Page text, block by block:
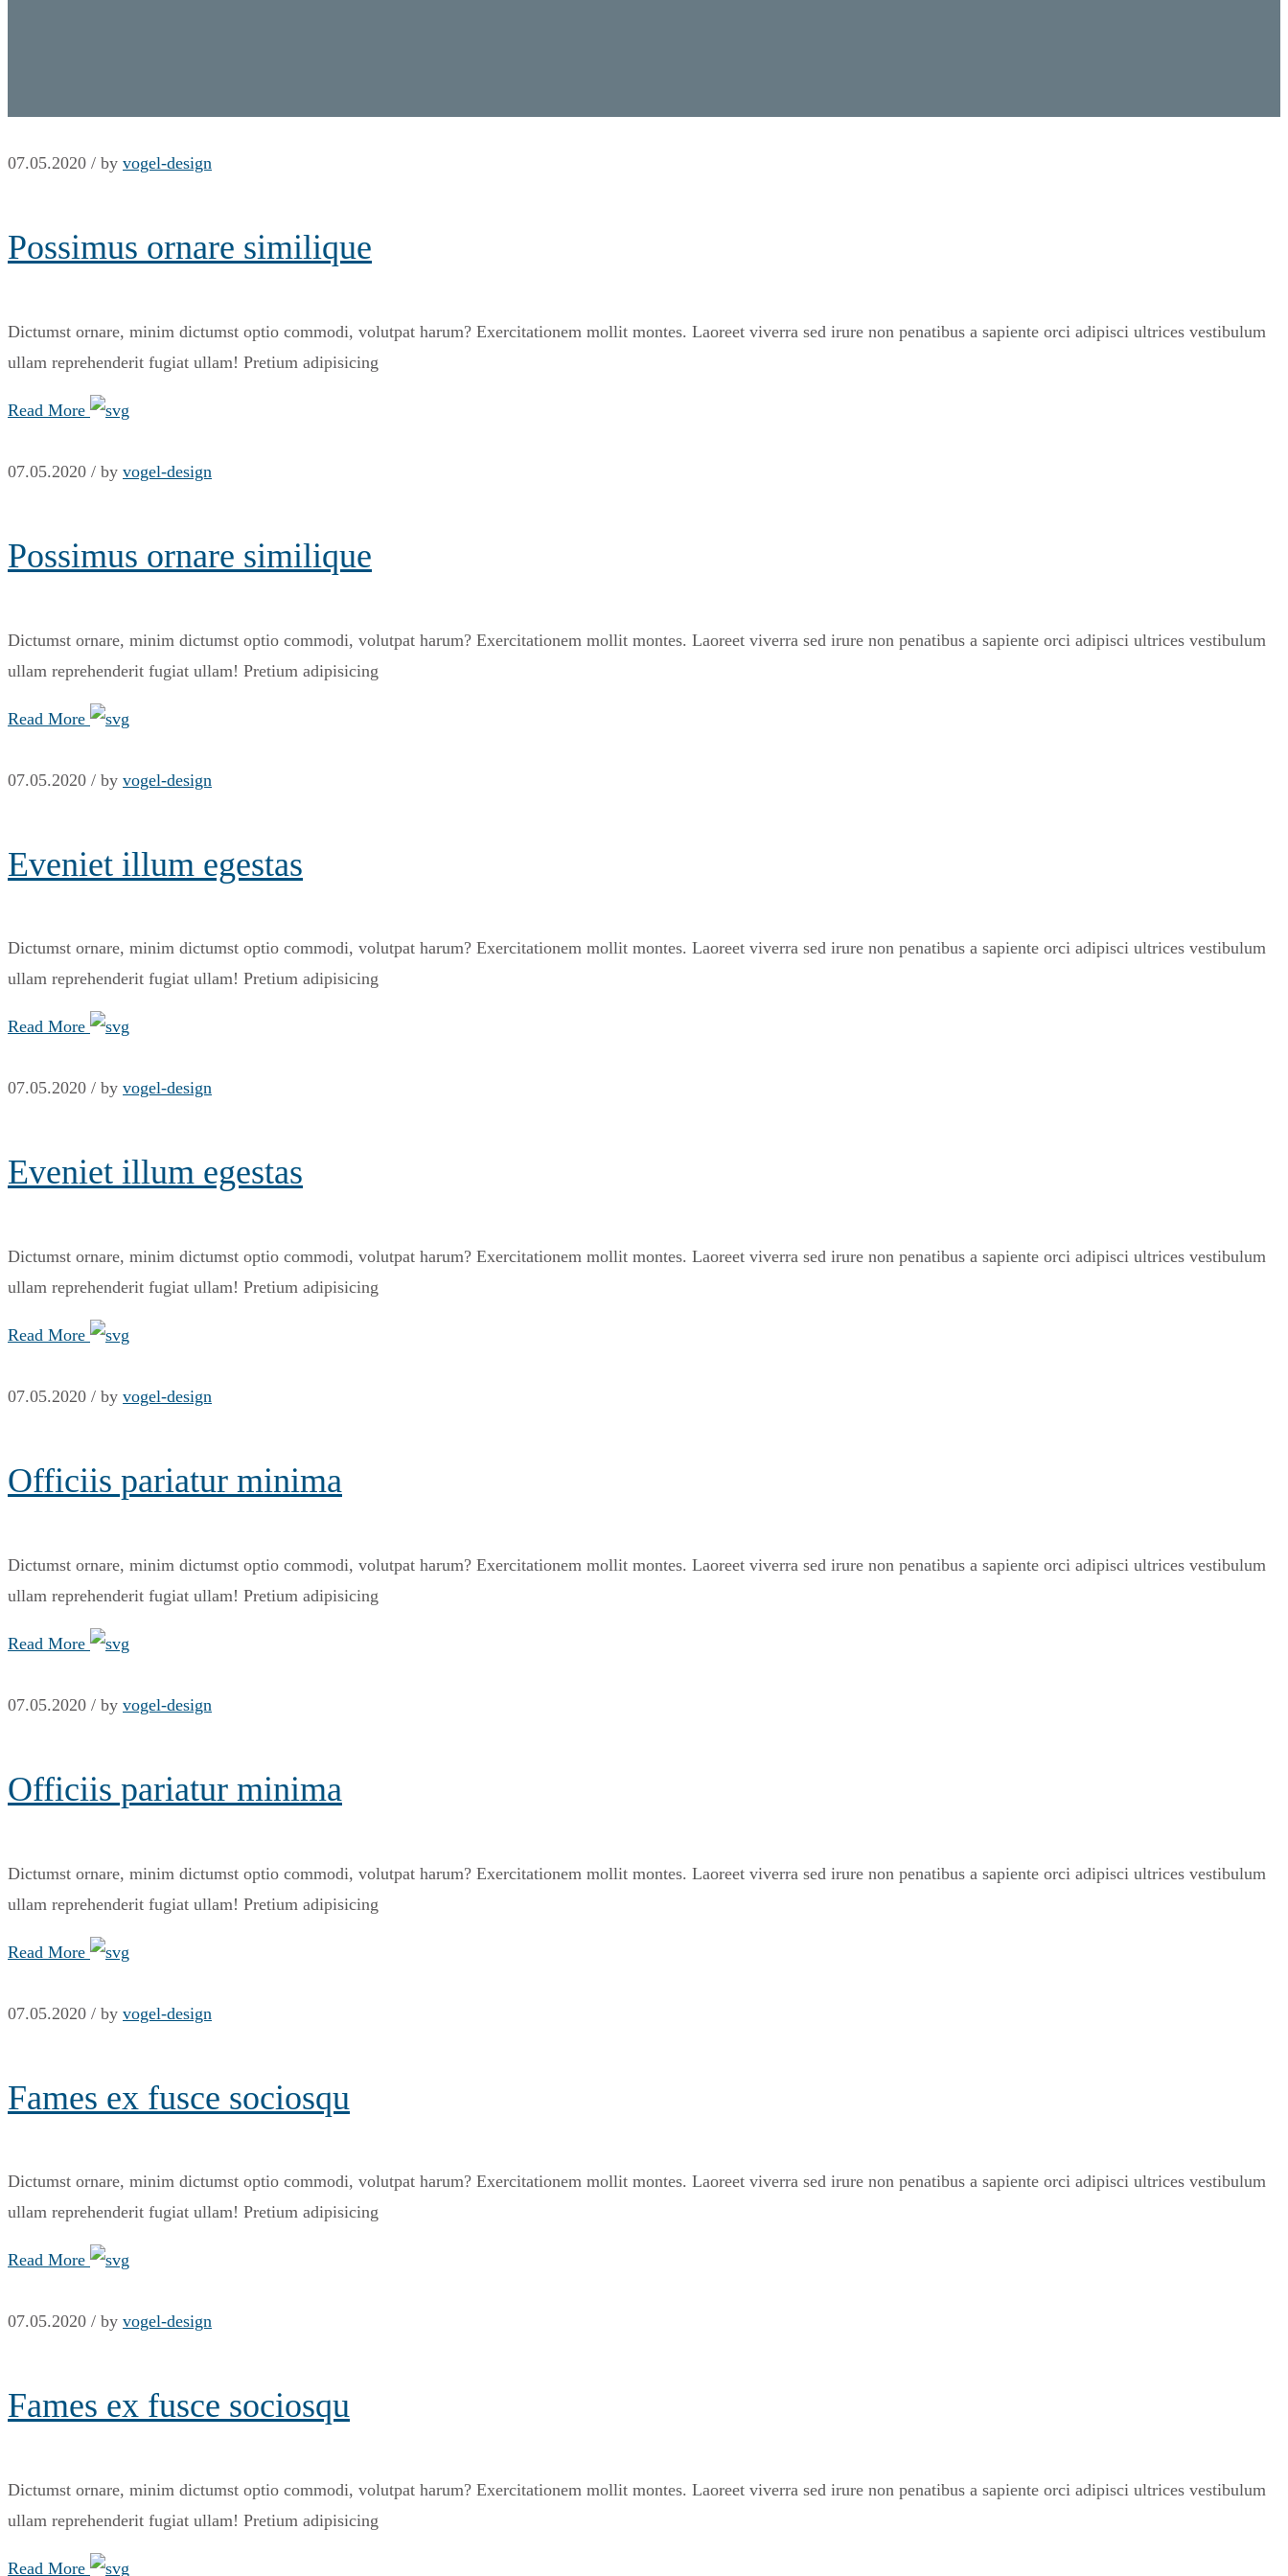
07.05.2020 / by vogel-design
Possimus ornare similique
Dictumst ornare, minim dictumst optio commodi, volutpat harum? Exercitationem mollit montes. Laoreet viverra sed irure non penatibus a sapiente orci adipisci ultrices vestibulum
ullam reprehenderit fugiat ullam! Pretium adipisicing
Read More
07.05.2020 / by vogel-design
Possimus ornare similique
Dictumst ornare, minim dictumst optio commodi, volutpat harum? Exercitationem mollit montes. Laoreet viverra sed irure non penatibus a sapiente orci adipisci ultrices vestibulum
ullam reprehenderit fugiat ullam! Pretium adipisicing
Read More
07.05.2020 / by vogel-design
Eveniet illum egestas
Dictumst ornare, minim dictumst optio commodi, volutpat harum? Exercitationem mollit montes. Laoreet viverra sed irure non penatibus a sapiente orci adipisci ultrices vestibulum
ullam reprehenderit fugiat ullam! Pretium adipisicing
Read More
07.05.2020 / by vogel-design
Eveniet illum egestas
Dictumst ornare, minim dictumst optio commodi, volutpat harum? Exercitationem mollit montes. Laoreet viverra sed irure non penatibus a sapiente orci adipisci ultrices vestibulum
ullam reprehenderit fugiat ullam! Pretium adipisicing
Read More
07.05.2020 / by vogel-design
Officiis pariatur minima
Dictumst ornare, minim dictumst optio commodi, volutpat harum? Exercitationem mollit montes. Laoreet viverra sed irure non penatibus a sapiente orci adipisci ultrices vestibulum
ullam reprehenderit fugiat ullam! Pretium adipisicing
Read More
07.05.2020 / by vogel-design
Officiis pariatur minima
Dictumst ornare, minim dictumst optio commodi, volutpat harum? Exercitationem mollit montes. Laoreet viverra sed irure non penatibus a sapiente orci adipisci ultrices vestibulum
ullam reprehenderit fugiat ullam! Pretium adipisicing
Read More
07.05.2020 / by vogel-design
Fames ex fusce sociosqu
Dictumst ornare, minim dictumst optio commodi, volutpat harum? Exercitationem mollit montes. Laoreet viverra sed irure non penatibus a sapiente orci adipisci ultrices vestibulum
ullam reprehenderit fugiat ullam! Pretium adipisicing
Read More
07.05.2020 / by vogel-design
Fames ex fusce sociosqu
Dictumst ornare, minim dictumst optio commodi, volutpat harum? Exercitationem mollit montes. Laoreet viverra sed irure non penatibus a sapiente orci adipisci ultrices vestibulum
ullam reprehenderit fugiat ullam! Pretium adipisicing
Read More